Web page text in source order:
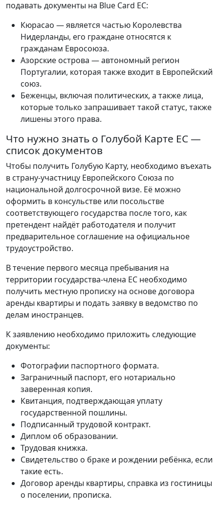
подавать документы на Blue Card ЕС:
Кюрасао — является частью Королевства
Нидерланды, его граждане относятся к
гражданам Евросоюза.
Азорские острова — автономный регион
Португалии, которая также входит в Европейский
союз.
Беженцы, включая политических, а также лица,
которые только запрашивает такой статус, также
лишены этого права.
Что нужно знать о Голубой Карте ЕС —
список документов
Чтобы получить Голубую Карту, необходимо въехать
в страну-участницу Европейского Союза по
национальной долгосрочной визе. Её можно
оформить в консульстве или посольстве
соответствующего государства после того, как
претендент найдёт работодателя и получит
предварительное соглашение на официальное
трудоустройство.
В течение первого месяца пребывания на
территории государства-члена ЕС необходимо
получить местную прописку на основе договора
аренды квартиры и подать заявку в ведомство по
делам иностранцев.
К заявлению необходимо приложить следующие
документы:
Фотографии паспортного формата.
Заграничный паспорт, его нотариально
заверенная копия.
Квитанция, подтверждающая уплату
государственной пошлины.
Подписанный трудовой контракт.
Диплом об образовании.
Трудовая книжка.
Свидетельство о браке и рождении ребёнка, если
такие есть.
Договор аренды квартиры, справка из гостиницы
о поселении, прописка.